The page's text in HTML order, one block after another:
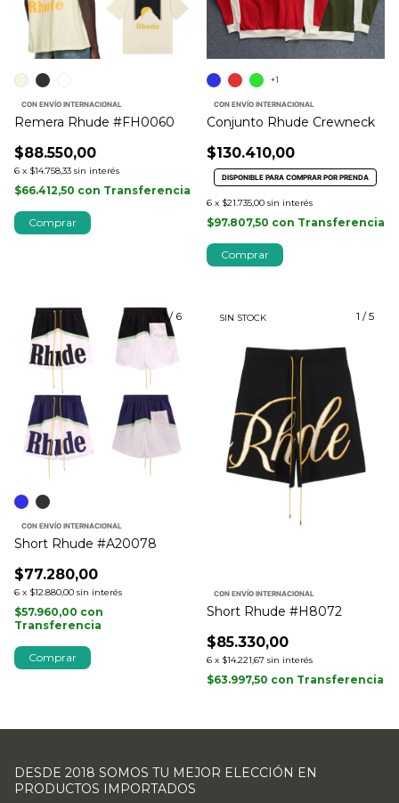
CON ENVÍO INTERNACIONAL
Remera Rhude #FH0060
$88.550,00
6 x $14.758,33 sin interés
$66.412,50 con Transferencia
Comprar
CON ENVÍO INTERNACIONAL
Conjunto Rhude Crewneck
$130.410,00
DISPONIBLE PARA COMPRAR POR PRENDA
6 x $21.735,00 sin interés
$97.807,50 con Transferencia
+1
Comprar
1/ 6
CON ENVÍO INTERNACIONAL
Short Rhude #A20078
$77.280,00
6 x $12.880,00 sin interés
$57.960,00 con
Transferencia
Comprar
1 /5
SIN STOCK
CON ENVÍO INTERNACIONAL
Short Rhude #H8072
$85.330,00
6 x $14.221,67 sin interés
$63.997,50 con Transferencia
DESDE 2018 SOMOS TU MEJOR ELECCIÓN EN
PRODUCTOS IMPORTADOS